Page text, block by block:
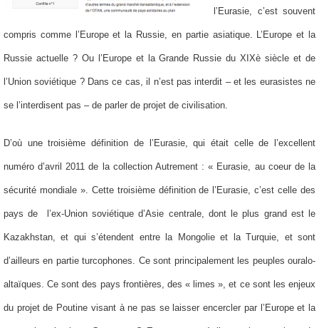
l’Eurasie, c’est souvent
compris comme l’Europe et la Russie, en partie asiatique. L’Europe et la
Russie actuelle ? Ou l’Europe et la Grande Russie du XIXè siècle et de
l’Union soviétique ? Dans ce cas, il n’est pas interdit – et les eurasistes ne
se l’interdisent pas – de parler de projet de civilisation.
D’où une troisième définition de l’Eurasie, qui était celle de l’excellent
numéro d’avril 2011 de la collection Autrement : « Eurasie, au coeur de la
sécurité mondiale ». Cette troisième définition de l’Eurasie, c’est celle des
pays de l’ex-Union soviétique d’Asie centrale, dont le plus grand est le
Kazakhstan, et qui s’étendent entre la Mongolie et la Turquie, et sont
d’ailleurs en partie turcophones. Ce sont principalement les peuples ouralo-
altaïques. Ce sont des pays frontières, des « limes », et ce sont les enjeux
du projet de Poutine visant à ne pas se laisser encercler par l’Europe et la